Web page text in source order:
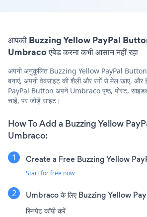
आपकी Buzzing Yellow PayPal
Umbraco एंबेड करना कभी आसान नहीं रहा
अपनी अनुकूलित Buzzing Yellow PayPal
बनाएं, अपनी वेबसाइट की शैली और रंगों से मेल खाएं,
PayPal Button अपने Umbraco पृष्ठ, पोस्ट,
चाहें, पर जोड़ें साइट।
How To Add a Buzzing Yellow
Umbraco:
Create a Free Buzzing Yellow
Start for free now
Umbraco के लिए Buzzing Yellow
स्निपेट कॉपी करें